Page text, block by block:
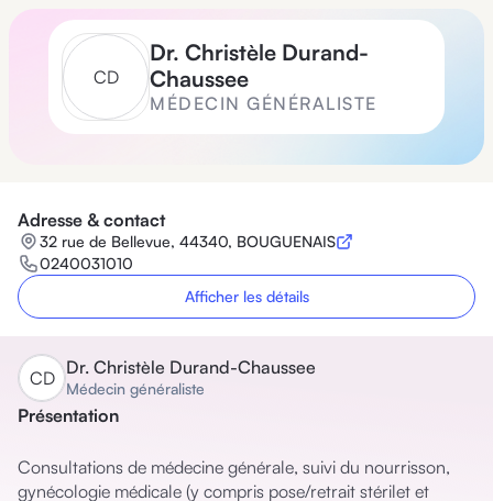
CD
Dr. Christèle Durand-
Chaussee
MÉDECIN GÉNÉRALISTE
Adresse & contact
32 rue de Bellevue, 44340, BOUGUENAIS
0240031010
Afficher les détails
CD Dr. Christèle Durand-Chaussee
Médecin généraliste
Présentation
Consultations de médecine générale, suivi du nourrisson,
gynécologie médicale (y compris pose/retrait stérilet et